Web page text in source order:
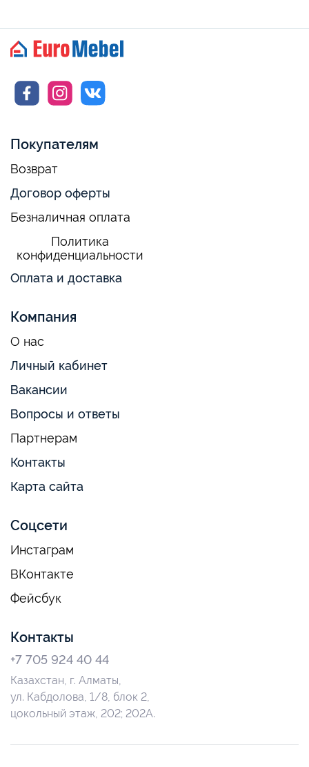
Покупателям
Возврат
Договор оферты
Безналичная оплата
Политика
конфиденциальности
Оплата и доставка
Компания
О нас
Личный кабинет
Вакансии
Вопросы и ответы
Партнерам
Контакты
Карта сайта
Соцсети
Инстаграм
ВКонтакте
Фейсбук
Контакты
+7 705 924 40 44
Казахстан, г. Алматы,
ул. Кабдолова, 1/8, блок 2,
цокольный этаж, 202; 202А.